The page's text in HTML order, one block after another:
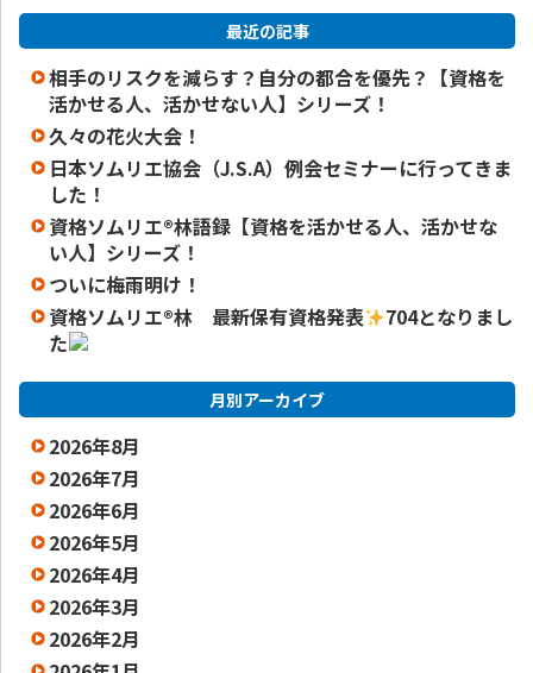
最近の記事
相手のリスクを減らす？自分の都合を優先？【資格を
活かせる人、活かせない人】シリーズ！
久々の花火大会！
日本ソムリエ協会（J.S.A）例会セミナーに行ってきま
した！
資格ソムリエ®️林語録【資格を活かせる人、活かせな
い人】シリーズ！
ついに梅雨明け！
資格ソムリエ®️林 最新保有資格発表
704となりまし
た
月別アーカイブ
2026年8月
2026年7月
2026年6月
2026年5月
2026年4月
2026年3月
2026年2月